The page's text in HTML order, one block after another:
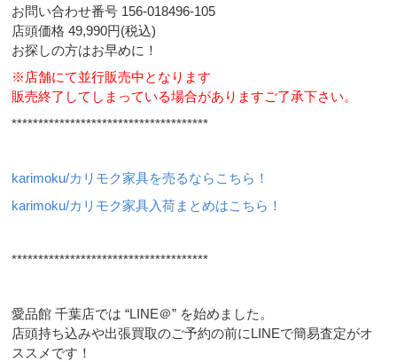
お問い合わせ番号 156-018496-105
店頭価格 49,990円(税込)
お探しの方はお早めに！
※店舗にて並行販売中となります
販売終了してしまっている場合がありますご了承下さい。
*************************************
karimoku/カリモク家具を売るならこちら！
karimoku/カリモク家具入荷まとめはこちら！
*************************************
愛品館 千葉店では “LINE＠” を始めました。
店頭持ち込みや出張買取のご予約の前にLINEで簡易査定がオ
ススメです！